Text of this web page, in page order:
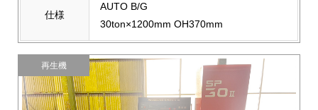
仕様
AUTO B/G
30ton×1200mm OH370mm
再生機